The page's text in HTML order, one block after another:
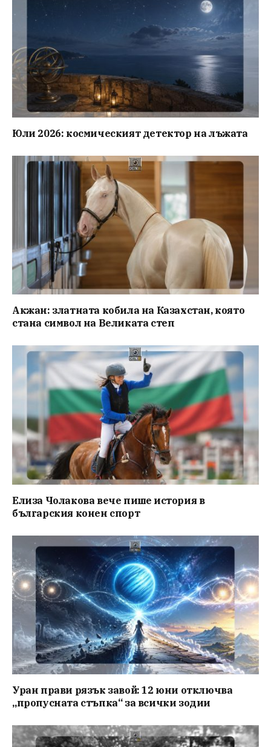
Юли 2026: космическият детектор на лъжата
Акжан: златната кобила на Казахстан, която
стана символ на Великата степ
Елиза Чолакова вече пише история в
българския конен спорт
Уран прави рязък завой: 12 юни отключва
„пропусната стъпка“ за всички зодии